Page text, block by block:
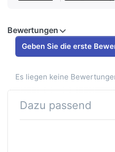
Bewertungen
Geben Sie die erste
Es liegen keine
Dazu passend